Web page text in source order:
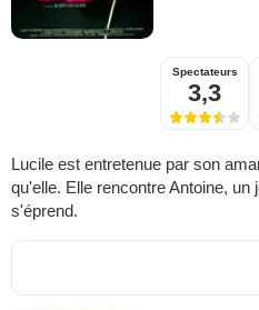
Spectateurs
3,3
Lucile est entretenue par son
qu'elle. Elle rencontre Antoine,
s'éprend.